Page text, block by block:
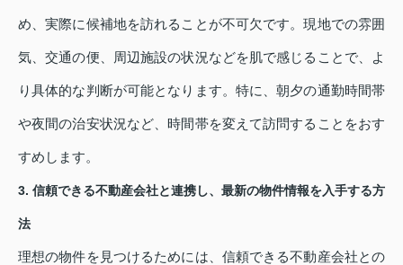
め、実際に候補地を訪れることが不可欠です。現地での雰囲
気、交通の便、周辺施設の状況などを肌で感じることで、よ
り具体的な判断が可能となります。特に、朝夕の通勤時間帯
や夜間の治安状況など、時間帯を変えて訪問することをおす
すめします。
3. 信頼できる不動産会社と連携し、最新の物件情報を入手する方
法
理想の物件を見つけるためには、信頼できる不動産会社との